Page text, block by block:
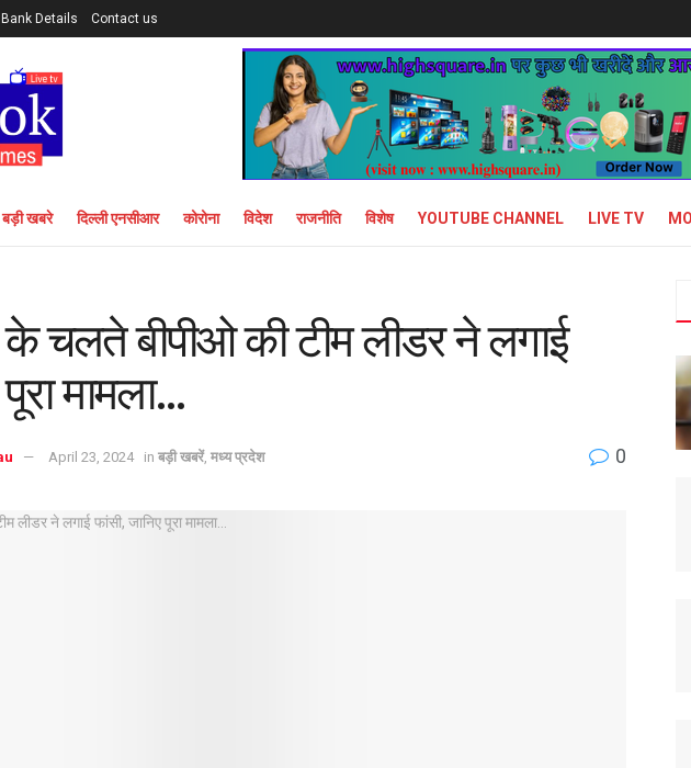
Bank Details Contact us
बड़ी खबरे दिल्ली एनसीआर कोरोना विदेश राजनीति विशेष YOUTUBE CHANNEL LIVE TV
के चलते बीपीओ की टीम लीडर ने लगाई
मामला…
April 23, 2024 in बड़ी खबरें, मध्य प्रदेश 0